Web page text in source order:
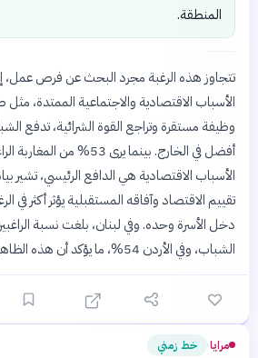
المنطقة.
تتجاوز هذه الرغبة مجرد البحث عن فرص عمل، إذ
الأسباب الاقتصادية والاجتماعية الممتدة،
وظيفة مستقرة وتراجع القوة الشرائية، تدفع
أفضل في الخارج. بينما يرى 53%
الأسباب الاقتصادية هي الدافع الرئيسي، تشير
تقييم الاقتصاد وآفاقه المستقبلية يؤثر أكثر في
الشباب، وفي الأردن 54%، ما يؤكد أن هذه الظاهرة واسعة النطاق.
مرايا› خط زمني